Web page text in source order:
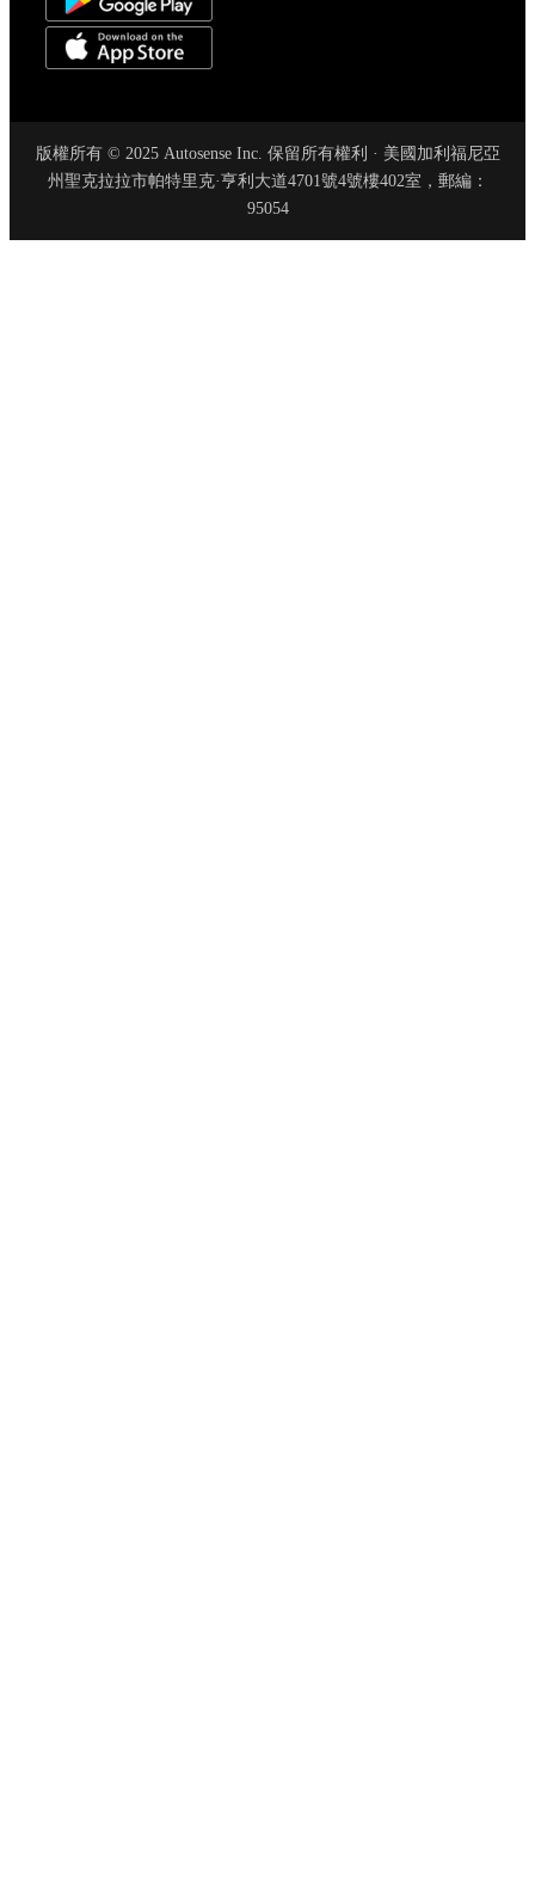
版權所有 © 2025 Autosense Inc. 保留所有權利 · 美國加利福尼亞
州聖克拉拉市帕特里克·亨利大道4701號4號樓402室，郵編：
95054